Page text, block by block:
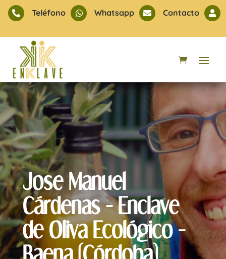
 Teléfono  Whatsapp  Contacto 
Jose Manuel
Cárdenas - Enclave
de Oliva Ecológico -
Baena (Córdoba)